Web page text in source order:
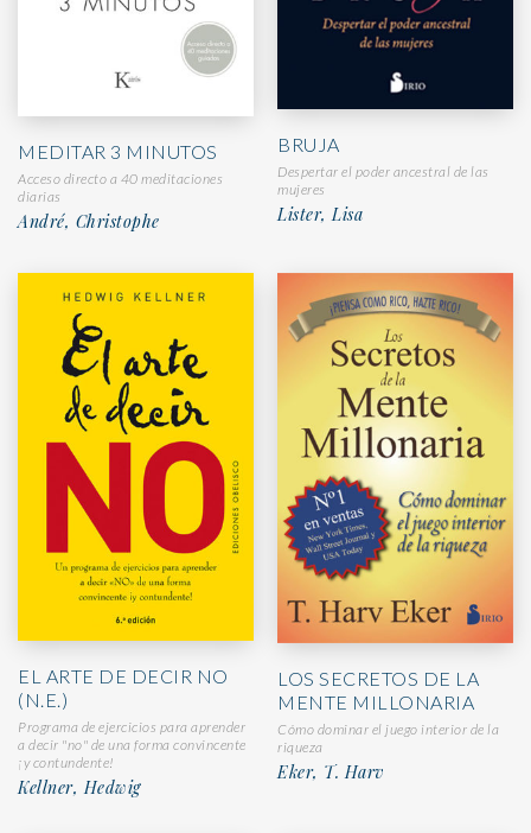
MEDITAR 3 MINUTOS
Acceso directo a 40 meditaciones
diarias
André, Christophe
BRUJA
Despertar el poder ancestral de las
mujeres
Lister, Lisa
EL ARTE DE DECIR NO
(N.E.)
Programa de ejercicios para aprender
a decir "no" de una forma convincente
¡y contundente!
Kellner, Hedwig
LOS SECRETOS DE LA
MENTE MILLONARIA
Cómo dominar el juego interior de la
riqueza
Eker, T. Harv